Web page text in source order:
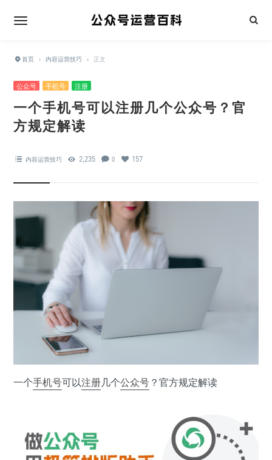
首页 › 内容运营技巧 › 正文
公众号 手机号 注册
一个手机号可以注册几个公众号？官
方规定解读
内容运营技巧 2,235 0 157
一个手机号可以注册几个公众号 ？官方规定解读